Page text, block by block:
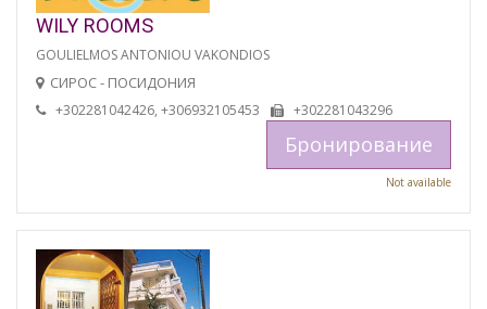
WILY ROOMS
GOULIELMOS ANTONIOU VAKONDIOS
СИРОС - ПОСИДОНИЯ
+302281042426, +306932105453 +302281043296
Бронирование
Not available